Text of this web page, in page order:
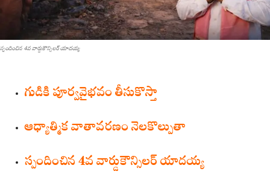
స్పందించిన 4వ వార్డుకౌన్సిల‌ర్ యాద‌య్య‌
గుడికి పూర్వ‌వైభ‌వం తీసుకొస్తా
ఆధ్యాత్మిక వాతావ‌ర‌ణం నెల‌కొల్పుతా
స్పందించిన 4వ వార్డుకౌన్సిల‌ర్ యాద‌య్య‌